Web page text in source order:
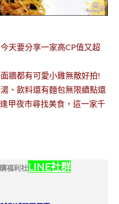
天要分享一家高CP值又超
牆都有可愛小雞無敵好拍!
、飲料還有麵包無限續點還
甲夜市尋找美食，這一家千
福利社LINE社群